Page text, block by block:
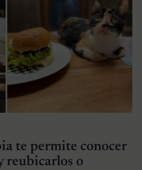
te permite conocer
reubicarlos o